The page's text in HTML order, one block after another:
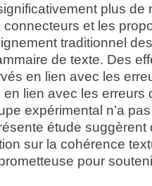
plus de
et les
traditionnel
de texte. Des
en lien avec les
lien avec les erreurs
expérimental n’a
étude suggèrent
sur la cohérence
pour